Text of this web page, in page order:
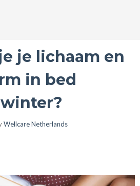
je lichaam en
in bed
Wellcare Netherlands